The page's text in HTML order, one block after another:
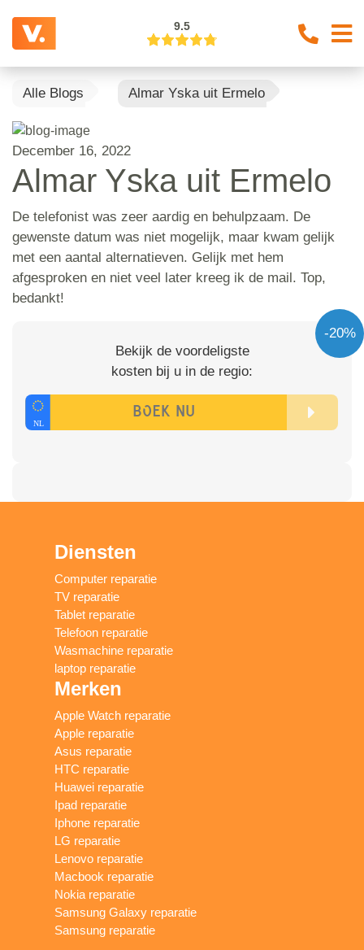
9.5
Alle Blogs Almar Yska uit Ermelo
December 16, 2022
Almar Yska uit Ermelo
De telefonist was zeer aardig en behulpzaam. De
gewenste datum was niet mogelijk, maar kwam gelijk
met een aantal alternatieven. Gelijk met hem
afgesproken en niet veel later kreeg ik de mail. Top,
bedankt!
-20%
Bekijk de voordeligste
kosten bij u in de regio:
Diensten
Computer reparatie
TV reparatie
Tablet reparatie
Telefoon reparatie
Wasmachine reparatie
laptop reparatie
Merken
Apple Watch reparatie
Apple reparatie
Asus reparatie
HTC reparatie
Huawei reparatie
Ipad reparatie
Iphone reparatie
LG reparatie
Lenovo reparatie
Macbook reparatie
Nokia reparatie
Samsung Galaxy reparatie
Samsung reparatie